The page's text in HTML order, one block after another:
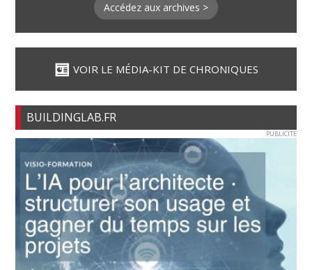
Accédez aux archives >
VOIR LE MÉDIA-KIT DE CHRONIQUES
BUILDINGLAB.FR
PUBLICITE